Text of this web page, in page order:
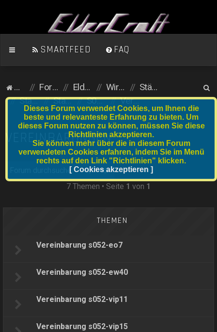
SMARTFEED FAQ
Homepage
Foren-Übersicht ElderCraft (Minecraft) Wirtschaftsserver
Städte und Anfängergrundstücke
Stadtserver
Stadtnummer S041 bis S060 S052 SunTown Vereinbarungen
u
VEREINBARUNGEN
SucheErweiterte Suche
7 Themen • Seite 1 von 1
THEMEN
Vereinbarung s052-eo7
Vereinbarung s052-ew40
Vereinbarung s052-vip11
Vereinbarung s052-vip15
Dieses Forum verwendet Cookies, um Ihnen die
beste und relevanteste Erfahrung zu bieten. Um
dieses Forum nutzen zu können, müssen Sie diese
Richtlinien akzeptieren.
Sie können mehr über die in diesem Forum
verwendeten Cookies erfahren, indem Sie im Menü
rechts auf den Link "Richtlinien" klicken.
[ Cookies akzeptieren ]